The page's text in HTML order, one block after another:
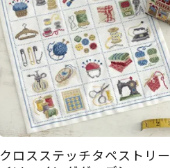
クロスステッチタペストリー